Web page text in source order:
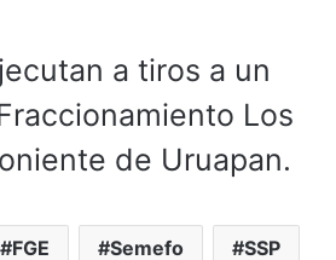
a tiros a un
Los
de Uruapan.
FGE Semefo SSP